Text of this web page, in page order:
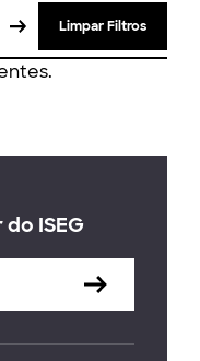
Limpar Filtros
ISEG